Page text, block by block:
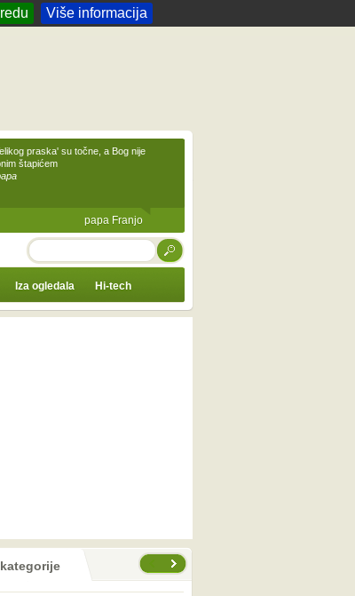
Više informacija
praska' su točne, a Bog nije
štapićem
papa Franjo
TRAŽI
Iza ogledala Hi-tech